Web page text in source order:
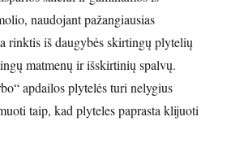
naudojant pažangiausias
rinktis iš daugybės skirtingų plytelių
matmenų ir išskirtinių spalvų.
apdailos plytelės turi nelygius
taip, kad plyteles paprasta klijuoti